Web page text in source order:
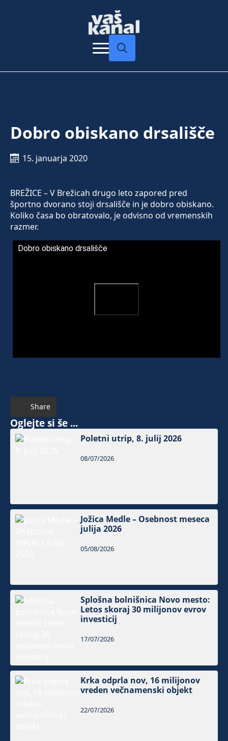
Dobro obiskano drsališče
15. januarja 2020
BREŽICE – V Brežicah drugo leto zapored pred
športno dvorano stoji drsališče in je dobro obiskano.
Koliko časa bo obratovalo, je odvisno od vremenskih
razmer.
Dobro obiskano drsališče
Share
Oglejte si še ...
Poletni utrip, 8. julij 2026
08/07/2026
Jožica Medle – Osebnost meseca
julija 2026
05/08/2026
Splošna bolnišnica Novo mesto:
Letos skoraj 30 milijonov evrov
investicij
17/07/2026
Krka odprla nov, 16 milijonov
vreden večnamenski objekt
22/07/2026